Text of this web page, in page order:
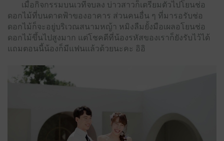
เมื่อกิจกรรมบนเวทีจบลง บ่าวสาวก็เตรียมตัวไปโยนช่อ
ดอกไม้ที่บนดาดฟ้าของอาคาร ส่วนคนอื่น ๆ ที่มารอรับช่อ
ดอกไม้ก็จะอยู่บริเวณสนามหญ้า หมิงลืมยั้งมือเผลอโยนช่อ
ดอกไม้ขึ้นไปสูงมาก แต่โชคดีที่น้องรหัสของเราก็ยังรับไว้ได้
แถมตอนนี้น้องก็มีแฟนแล้วด้วยนะคะ อิอิ